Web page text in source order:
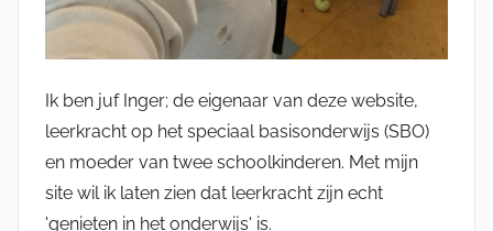
Ik ben juf Inger; de eigenaar van deze website,
leerkracht op het speciaal basisonderwijs (SBO)
en moeder van twee schoolkinderen. Met mijn
site wil ik laten zien dat leerkracht zijn echt
'genieten in het onderwijs' is.